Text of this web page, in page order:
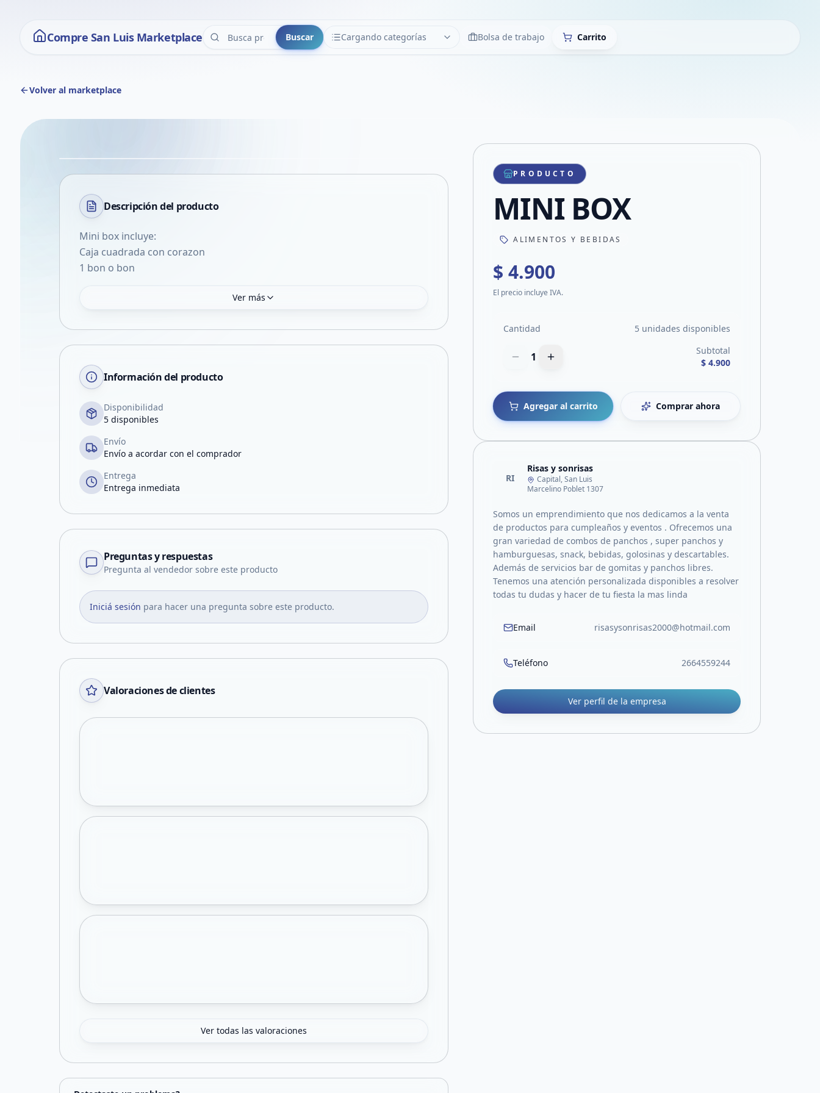
Compre San Luis Marketplace Buscar Cargando categorías
CATEGORÍAS LimpiarBolsa de trabajo Carrito
Volver al marketplace
VER EN PANTALLA COMPLETA
Compartir producto
Compartir por WhatsApp
Compartir por mail
Compartir en Facebook
Compartir en X
Descripción del producto
Mini box incluye:
Caja cuadrada con corazon
1 bon o bon
Ver más
Información del producto
Disponibilidad
5 disponibles
Envío
Envío a acordar con el comprador
Entrega
Entrega inmediata
Preguntas y respuestas
Pregunta al vendedor sobre este producto
Iniciá sesión para hacer una pregunta sobre este producto.
Valoraciones de clientes
Ver todas las valoraciones
PRODUCTO
MINI BOX
ALIMENTOS Y BEBIDAS
$ 4.900
El precio incluye IVA.
Cantidad 5 unidades disponibles
1
Subtotal
$ 4.900
Agregar al carrito Comprar ahora
RI
Risas y sonrisas
Capital, San Luis
Marcelino Poblet 1307
Somos un emprendimiento que nos dedicamos a la venta
de productos para cumpleaños y eventos . Ofrecemos una
gran variedad de combos de panchos , super panchos y
hamburguesas, snack, bebidas, golosinas y descartables.
Además de servicios bar de gomitas y panchos libres.
Tenemos una atención personalizada disponibles a resolver
todas tu dudas y hacer de tu fiesta la mas linda
Email risasysonrisas2000@hotmail.com
Teléfono 2664559244
Ver perfil de la empresa